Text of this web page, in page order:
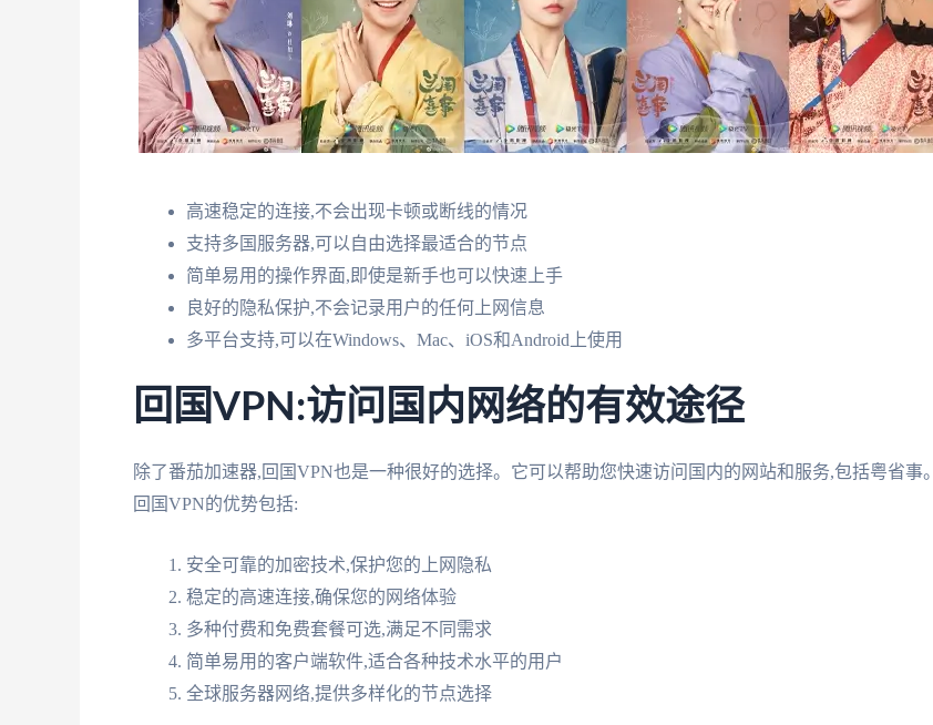
高速稳定的连接,不会出现卡顿或断线的情况
支持多国服务器,可以自由选择最适合的节点
简单易用的操作界面,即使是新手也可以快速上手
良好的隐私保护,不会记录用户的任何上网信息
多平台支持,可以在Windows、Mac、iOS和Android上使用
回国VPN:访问国内网络的有效途径
除了番茄加速器,回国VPN也是一种很好的选择。它可以帮助您快速访问国内的网站和服务,包括粤省事。
回国VPN的优势包括:
安全可靠的加密技术,保护您的上网隐私
稳定的高速连接,确保您的网络体验
多种付费和免费套餐可选,满足不同需求
简单易用的客户端软件,适合各种技术水平的用户
全球服务器网络,提供多样化的节点选择